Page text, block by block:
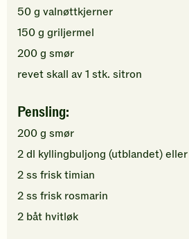
50g valnøttkjerner
150g griljermel
200g smør
revet skall av1 stk. sitron
Pensling:
200g smør
2dl kyllingbuljong (utblandet)
2ss frisk timian
2ss frisk rosmarin
2 båt hvitløk